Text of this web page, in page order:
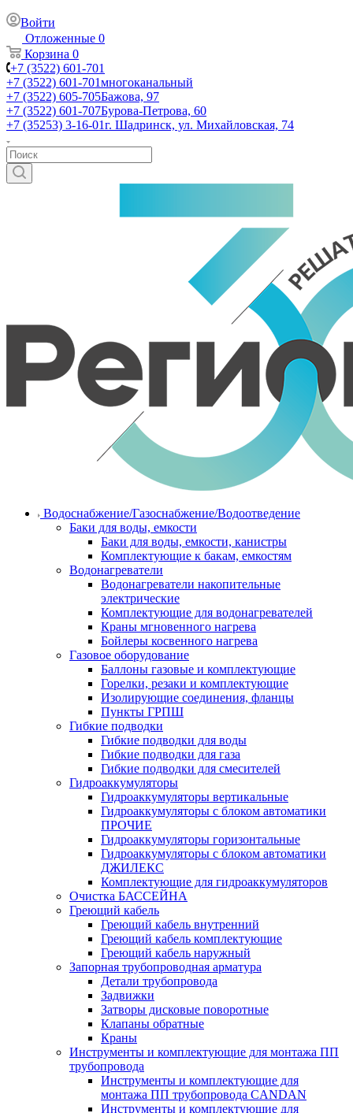
Войти
Отложенные 0
Корзина 0
+7 (3522) 601-701
+7 (3522) 601-701многоканальный
+7 (3522) 605-705Бажова, 97
+7 (3522) 601-707Бурова-Петрова, 60
+7 (35253) 3-16-01г. Шадринск, ул. Михайловская, 74
Водоснабжение/Газоснабжение/Водоотведение
Баки для воды, емкости
Баки для воды, емкости, канистры
Комплектующие к бакам, емкостям
Водонагреватели
Водонагреватели накопительные
электрические
Комплектующие для водонагревателей
Краны мгновенного нагрева
Бойлеры косвенного нагрева
Газовое оборудование
Баллоны газовые и комплектующие
Горелки, резаки и комплектующие
Изолирующие соединения, фланцы
Пункты ГРПШ
Гибкие подводки
Гибкие подводки для воды
Гибкие подводки для газа
Гибкие подводки для смесителей
Гидроаккумуляторы
Гидроаккумуляторы вертикальные
Гидроаккумуляторы с блоком автоматики
ПРОЧИЕ
Гидроаккумуляторы горизонтальные
Гидроаккумуляторы с блоком автоматики
ДЖИЛЕКС
Комплектующие для гидроаккумуляторов
Очистка БАССЕЙНА
Греющий кабель
Греющий кабель внутренний
Греющий кабель комплектующие
Греющий кабель наружный
Запорная трубопроводная арматура
Детали трубопровода
Задвижки
Затворы дисковые поворотные
Клапаны обратные
Краны
Инструменты и комплектующие для монтажа ПП
трубопровода
Инструменты и комплектующие для
монтажа ПП трубопровода CANDAN
Инструменты и комплектующие для